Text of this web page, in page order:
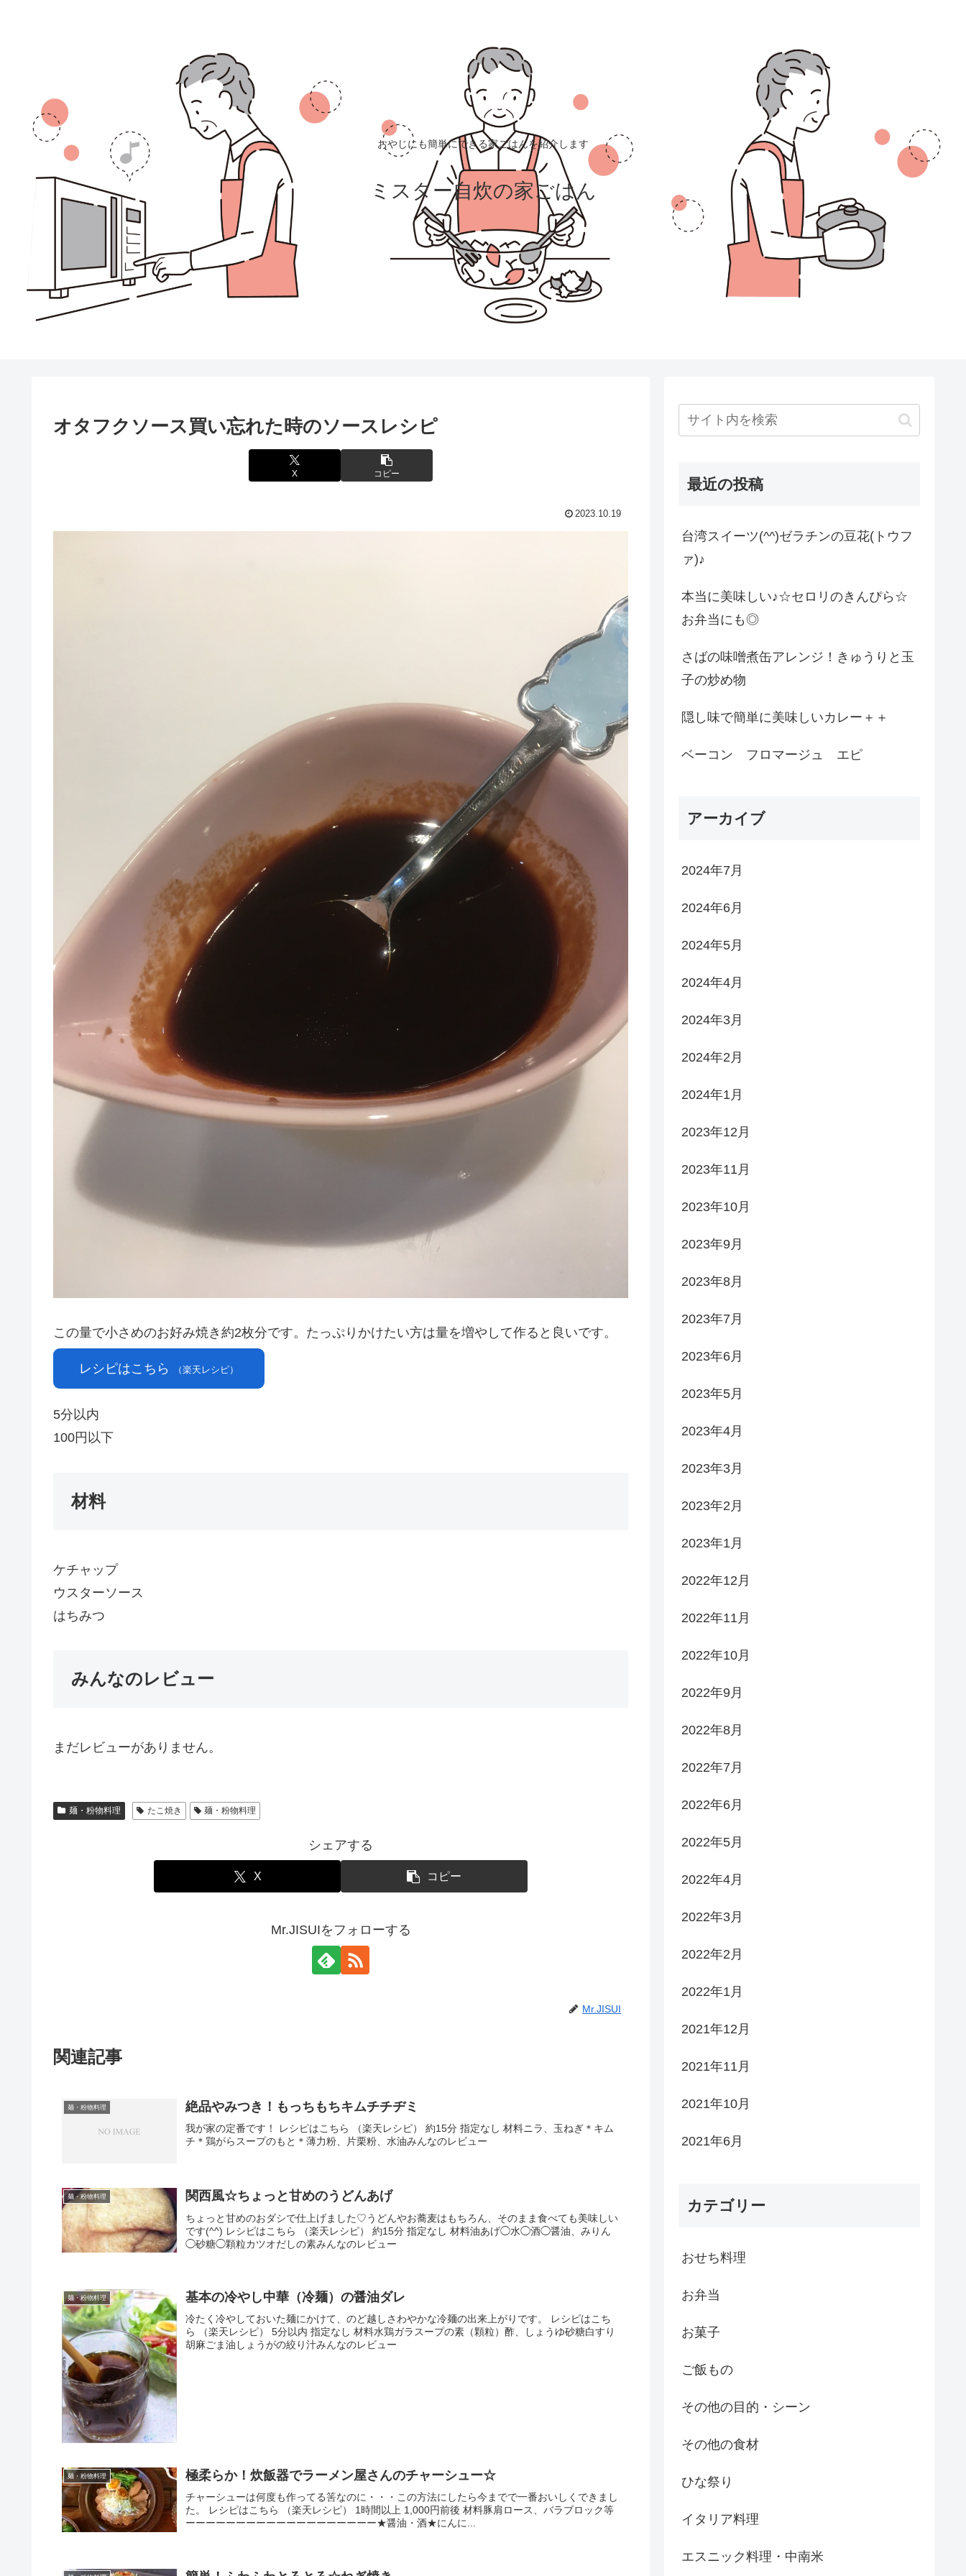
おやじにも簡単にできる家ごはんを紹介します
ミスター自炊の家ごはん
オタフクソース買い忘れた時のソースレシピ
X コピー
2023.10.19
この量で小さめのお好み焼き約2枚分です。たっぷりかけたい方は量を増やして作ると良いです。
レシピはこちら （楽天レシピ）
5分以内
100円以下
材料
ケチャップ
ウスターソース
はちみつ
みんなのレビュー
まだレビューがありません。
麺・粉物料理 たこ焼き 麺・粉物料理
シェアする
X コピー
Mr.JISUIをフォローする
Mr.JISUI
関連記事
麺・粉物料理 絶品やみつき！もっちもちキムチチヂミ
我が家の定番です！ レシピはこちら （楽天レシピ） 約15分 指定なし 材料ニラ、玉ねぎ＊キム
チ＊鶏がらスープのもと＊薄力粉、片栗粉、水油みんなのレビュー
麺・粉物料理 関西風☆ちょっと甘めのうどんあげ
ちょっと甘めのおダシで仕上げました♡うどんやお蕎麦はもちろん、そのまま食べても美味しい
です(^^) レシピはこちら （楽天レシピ） 約15分 指定なし 材料油あげ◯水◯酒◯醤油、みりん
◯砂糖◯顆粒カツオだしの素みんなのレビュー
麺・粉物料理 基本の冷やし中華（冷麺）の醤油ダレ
冷たく冷やしておいた麺にかけて、のど越しさわやかな冷麺の出来上がりです。 レシピはこち
ら （楽天レシピ） 5分以内 指定なし 材料水鶏ガラスープの素（顆粒）酢、しょうゆ砂糖白すり
胡麻ごま油しょうがの絞り汁みんなのレビュー
麺・粉物料理 極柔らか！炊飯器でラーメン屋さんのチャーシュー☆
チャーシューは何度も作ってる筈なのに・・・この方法にしたら今までで一番おいしくできまし
た。 レシピはこちら （楽天レシピ） 1時間以上 1,000円前後 材料豚肩ロース、バラブロック等
ーーーーーーーーーーーーーーーーーーー★醤油・酒★にんに...
最近の投稿
台湾スイーツ(^^)ゼラチンの豆花(トウフ
ァ)♪
本当に美味しい♪☆セロリのきんぴら☆
お弁当にも◎
さばの味噌煮缶アレンジ！きゅうりと玉
子の炒め物
隠し味で簡単に美味しいカレー＋＋
ベーコン フロマージュ エピ
アーカイブ
2024年7月
2024年6月
2024年5月
2024年4月
2024年3月
2024年2月
2024年1月
2023年12月
2023年11月
2023年10月
2023年9月
2023年8月
2023年7月
2023年6月
2023年5月
2023年4月
2023年3月
2023年2月
2023年1月
2022年12月
2022年11月
2022年10月
2022年9月
2022年8月
2022年7月
2022年6月
2022年5月
2022年4月
2022年3月
2022年2月
2022年1月
2021年12月
2021年11月
2021年10月
2021年6月
カテゴリー
おせち料理
お弁当
お菓子
ご飯もの
その他の目的・シーン
その他の食材
ひな祭り
イタリア料理
エスニック料理・中南米